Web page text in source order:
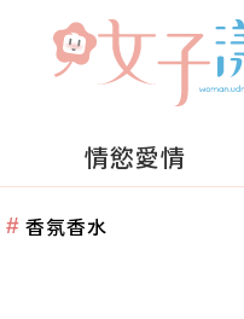
情慾愛情
香氛香水